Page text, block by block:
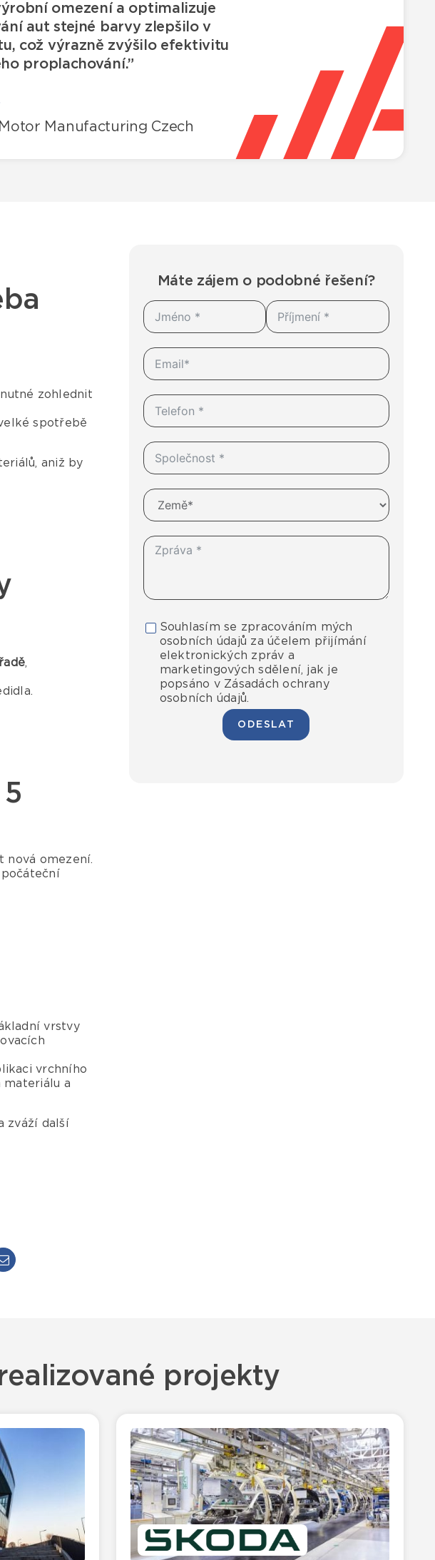
omezení a optimalizuje
aut stejné barvy zlepšilo v
což výrazně zvýšilo efektivitu
proplachování.”
Manufacturing Czech
zohlednit
spotřebě
aniž by
,
nová omezení.
vrstvy
vrchního
materiálu a
zváží další
Máte zájem o podobné řešení?
Souhlasím se zpracováním mých
osobních údajů za účelem přijímání
elektronických zpráv a
marketingových sdělení, jak je
popsáno v Zásadách ochrany
osobních údajů.
ODESLAT
projekty